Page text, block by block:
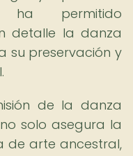
ha permitido
detalle la danza
su preservación y
de la danza
solo asegura la
de arte ancestral,